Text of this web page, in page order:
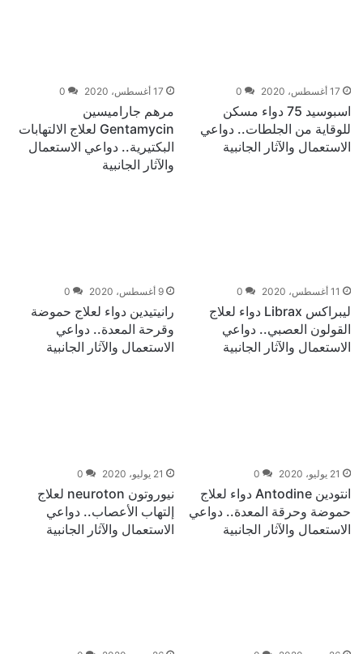
17 أغسطس، 2020 0
اسبوسيد 75 دواء مسكن
للوقاية من الجلطات.. دواعي
الاستعمال والآثار الجانبية
17 أغسطس، 2020 0
مرهم جاراميسين
Gentamycin لعلاج الالتهابات
البكتيرية.. دواعي الاستعمال
والآثار الجانبية
11 أغسطس، 2020 0
ليبراكس Librax دواء لعلاج
القولون العصبي.. دواعي
الاستعمال والآثار الجانبية
9 أغسطس، 2020 0
رانيتيدين دواء لعلاج حموضة
وقرحة المعدة.. دواعي
الاستعمال والآثار الجانبية
21 يوليو، 2020 0
انتودين Antodine دواء لعلاج
حموضة وحرقة المعدة.. دواعي
الاستعمال والآثار الجانبية
21 يوليو، 2020 0
نيوروتون neuroton لعلاج
إلتهاب الأعصاب.. دواعي
الاستعمال والآثار الجانبية